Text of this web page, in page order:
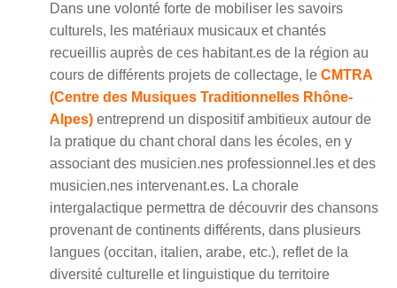
Dans une volonté forte de mobiliser les savoirs
culturels, les matériaux musicaux et chantés
recueillis auprès de ces habitant.es de la région au
cours de différents projets de collectage, le CMTRA
(Centre des Musiques Traditionnelles Rhône-
Alpes) entreprend un dispositif ambitieux autour de
la pratique du chant choral dans les écoles, en y
associant des musicien.nes professionnel.les et des
musicien.nes intervenant.es. La chorale
intergalactique permettra de découvrir des chansons
provenant de continents différents, dans plusieurs
langues (occitan, italien, arabe, etc.), reflet de la
diversité culturelle et linguistique du territoire